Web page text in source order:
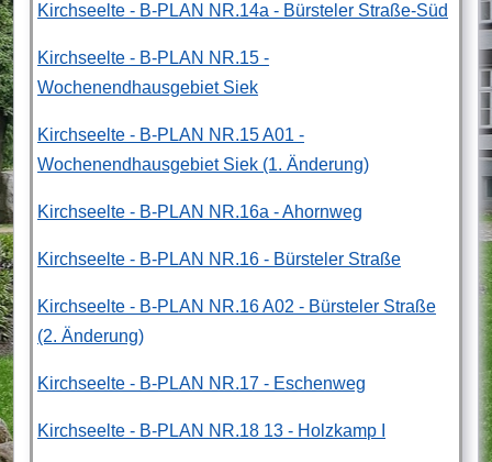
Kirchseelte - B-PLAN NR.14a - Bürsteler Straße-Süd
Kirchseelte - B-PLAN NR.15 -
Wochenendhausgebiet Siek
Kirchseelte - B-PLAN NR.15 A01 -
Wochenendhausgebiet Siek (1. Änderung)
Kirchseelte - B-PLAN NR.16a - Ahornweg
Kirchseelte - B-PLAN NR.16 - Bürsteler Straße
Kirchseelte - B-PLAN NR.16 A02 - Bürsteler Straße
(2. Änderung)
Kirchseelte - B-PLAN NR.17 - Eschenweg
Kirchseelte - B-PLAN NR.18 13 - Holzkamp I